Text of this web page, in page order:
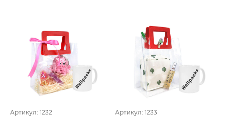
Артикул: 1232 Артикул: 1233